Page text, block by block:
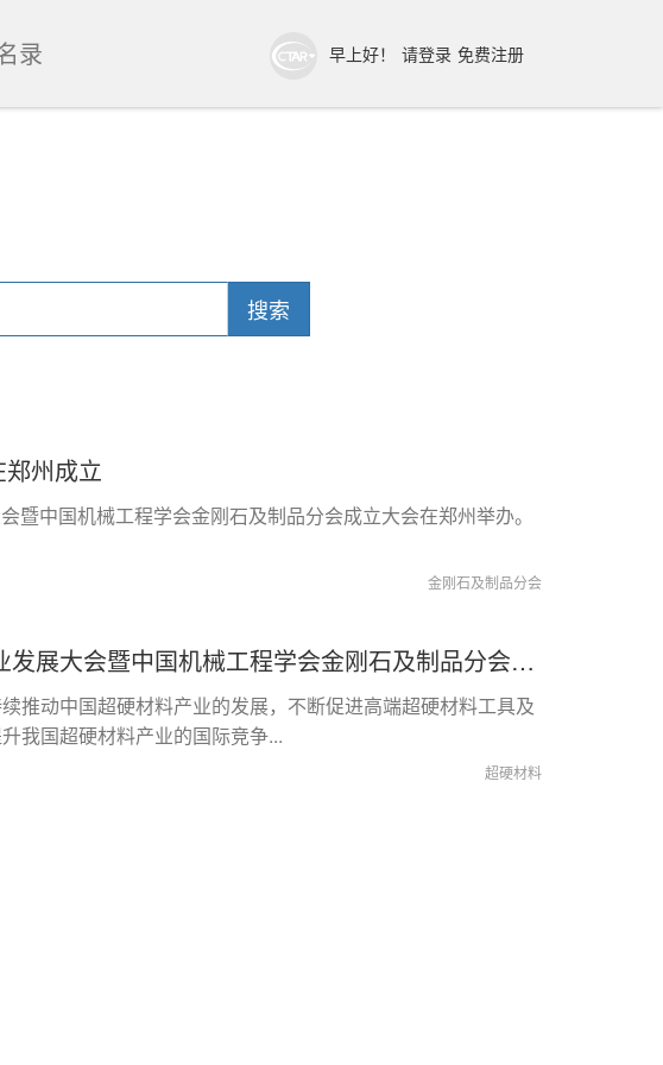
录 早上好！ 请登录 免费注册
搜索
州成立
中国机械工程学会金刚石及制品分会成立大会在郑州举办。
金刚石及制品分会
关于举办2024第十届中国超硬材料产业发展大会暨中国机械工程学会金刚石及制品分会成立大会的通知（第一轮）
推动中国超硬材料产业的发展，不断促进高端超硬材料工具及
我国超硬材料产业的国际竞争...
超硬材料